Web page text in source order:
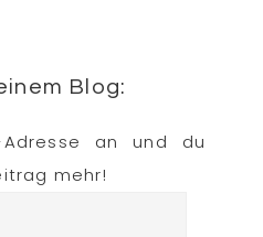
Blog:
an und du
mehr!